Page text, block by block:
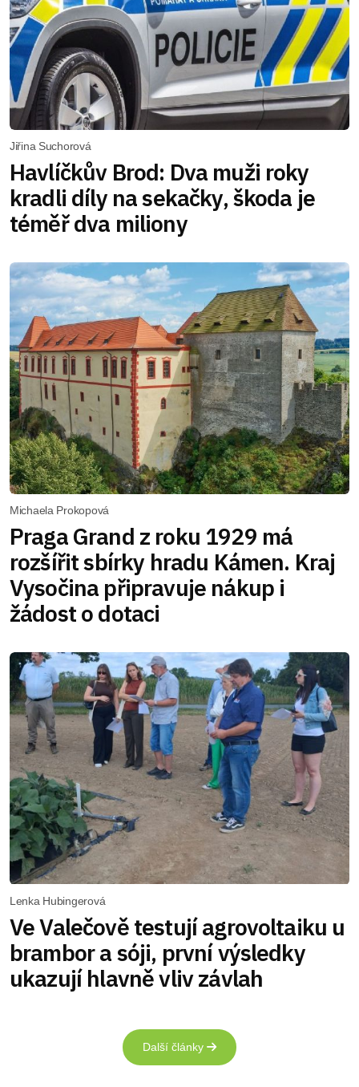
Jiřina Suchorová
Havlíčkův Brod: Dva muži roky
kradli díly na sekačky, škoda je
téměř dva miliony
Michaela Prokopová
Praga Grand z roku 1929 má
rozšířit sbírky hradu Kámen. Kraj
Vysočina připravuje nákup i
žádost o dotaci
Lenka Hubingerová
Ve Valečově testují agrovoltaiku u
brambor a sóji, první výsledky
ukazují hlavně vliv závlah
Další články